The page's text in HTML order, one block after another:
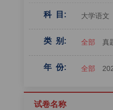
科 目: 大学语文
类 别: 全部 真
年 份: 全部
试卷名称